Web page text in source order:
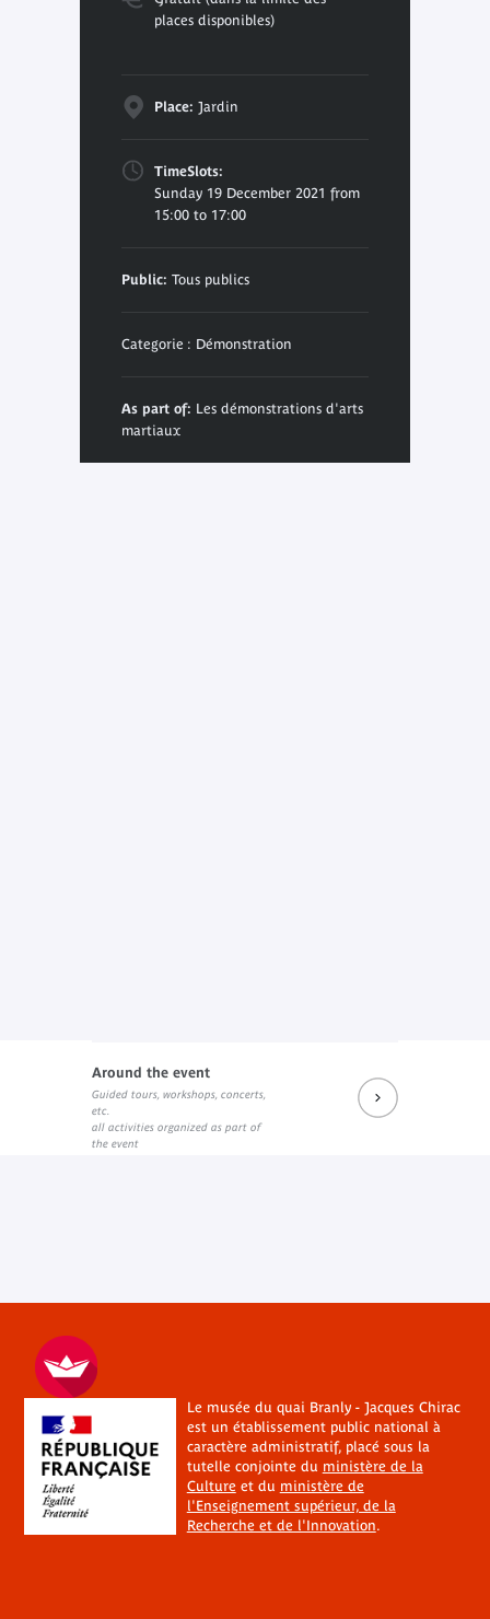
places disponibles)
Place: Jardin
TimeSlots:
Sunday 19 December 2021 from
15:00 to 17:00
Public: Tous publics
Categorie : Démonstration
As part of: Les démonstrations d'arts
martiaux
Around the event
Guided tours, workshops, concerts,
etc.
all activities organized as part of
the event
Le musée du quai Branly - Jacques Chirac
est un établissement public national à
caractère administratif, placé sous la
tutelle conjointe du ministère de la
Cultureet du ministère de
l'Enseignement supérieur, de la
Recherche et de l'Innovation.